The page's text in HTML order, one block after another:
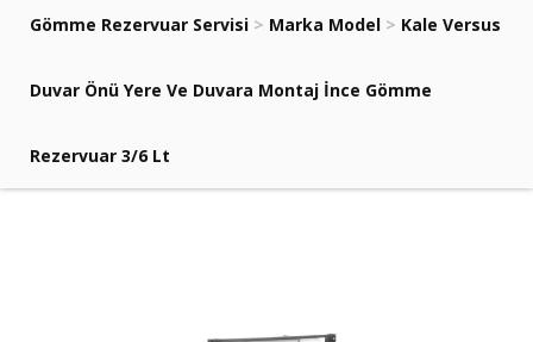
Gömme Rezervuar Servisi > Marka Model > Kale Versus
Duvar Önü Yere Ve Duvara Montaj İnce Gömme
Rezervuar 3/6 Lt